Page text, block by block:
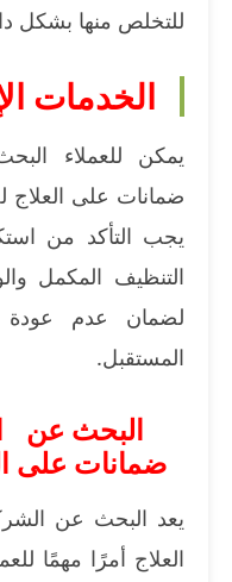
للتخلص منها بشكل
الخدمات
يمكن للعملاء
ضمانات على العلاج
يجب التأكد من
التنظيف المكمل
لضمان عدم عودة
المستقبل.
البحث عن
ضمانات على
يعد البحث عن
العلاج أمرًا مهمًا